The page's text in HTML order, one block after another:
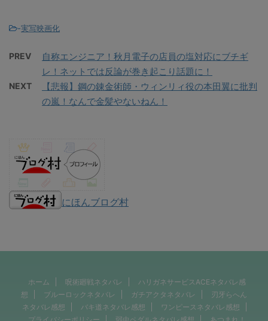
-実写映画化
PREV
自称エンジニア！秋月電子の店員の塩対応にブチギ
レ！ネットでは反論が巻き起こり話題に！
NEXT
【悲報】鋼の錬金術師・ウィンリィ役の本田翼に批判
の嵐！なんで金髪やないねん！
にほんブログ村
ホーム 呪術廻戦ネタバレ
ハリガネサービスACEネタバレ感
想
ブルーロックネタバレ ガチアクタネタバレ
刃牙らへん
ネタバレ感想
バキ道ネタバレ感想
ワンピースネタバレ感想